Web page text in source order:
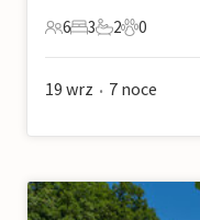
6 Goście
6
3 Sypialnie
3
2 Łazienki
2
0
0
19 wrz • 7 noce